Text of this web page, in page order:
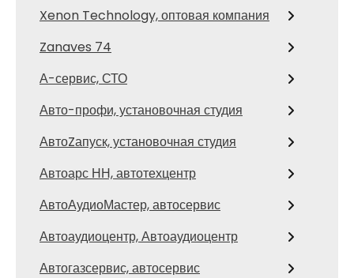
Xenon Technology, оптовая компания
Zanaves 74
А-сервис, СТО
Авто-профи, установочная студия
АвтоZапуск, установочная студия
Автоарс НН, автотехцентр
АвтоАудиоМастер, автосервис
Автоаудиоцентр, Автоаудиоцентр
Автогазсервис, автосервис